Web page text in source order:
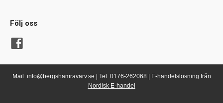
Följ oss
Mail: info@bergshamravarv.se | Tel: 0176-262068 | E-handelslösning från
Nordisk E-handel